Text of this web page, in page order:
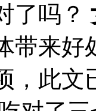
了吗？
带来好
，此